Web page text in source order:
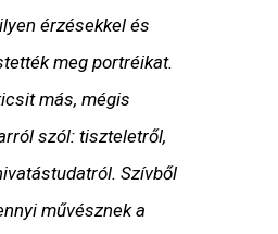
érzésekkel és
meg portréikat.
más, mégis
szól: tiszteletről,
Szívből
művésznek a